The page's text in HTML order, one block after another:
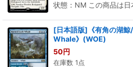
状態：NM この商品は日
[日本語版]《有角の湖
Whale》(WOE)
50円
在庫数 1点